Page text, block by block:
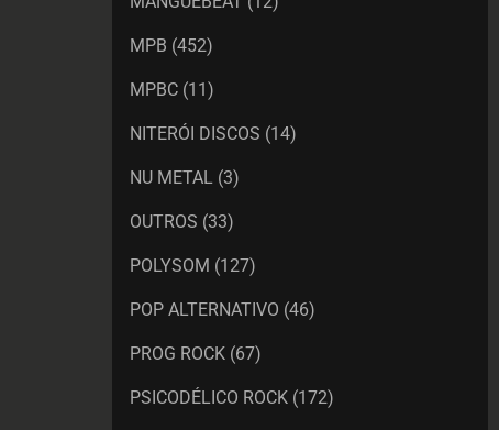
MPB (452)
MPBC (11)
NITERÓI DISCOS (14)
NU METAL (3)
OUTROS (33)
POLYSOM (127)
POP ALTERNATIVO (46)
PROG ROCK (67)
PSICODÉLICO ROCK (172)